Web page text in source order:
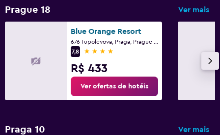
Prague 18 Ver mais
Blue Orange Resort
7,8
4 estrelas
R$ 433
Ver ofertas de hotéis
Praga 10 Ver mais